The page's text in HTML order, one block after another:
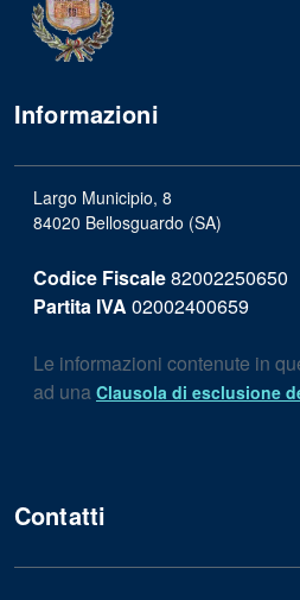
Informazioni
Largo Municipio, 8
84020 Bellosguardo (SA)
Codice Fiscale82002250650
Partita IVA 02002400659
Le informazioni contenute in
ad una Clausola di esclusione
Contatti